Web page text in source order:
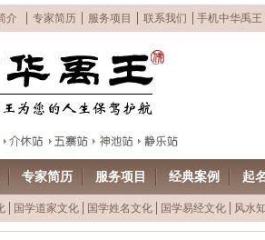
介 专家简历 服务项目 联系我们 手机中华禹王
专家简历 服务项目 经典案例 起
国学道家文化 国学姓名文化 国学易经文化 风水